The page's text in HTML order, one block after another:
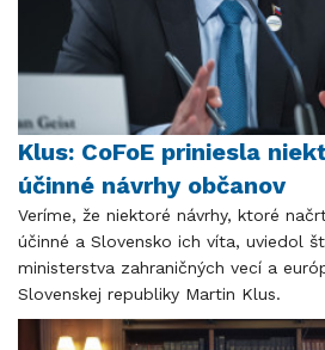
Klus: CoFoE priniesla
účinné návrhy občanov
Veríme, že niektoré návrhy, ktoré
účinné a Slovensko ich víta, uviedol
ministerstva zahraničných vecí a
Slovenskej republiky Martin Klus.